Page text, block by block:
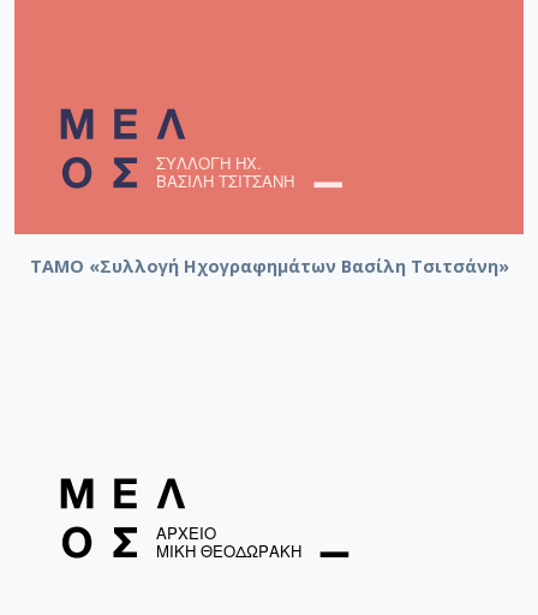
ΤΑΜΟ «Συλλογή Ηχογραφημάτων Βασίλη Τσιτσάνη»